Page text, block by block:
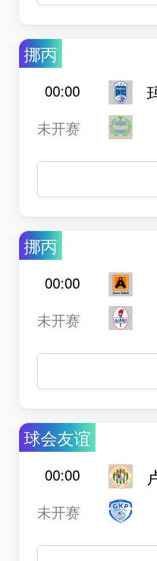
挪丙
00:00
未开赛
挪丙
00:00
未开赛
球会友谊
00:00
未开赛